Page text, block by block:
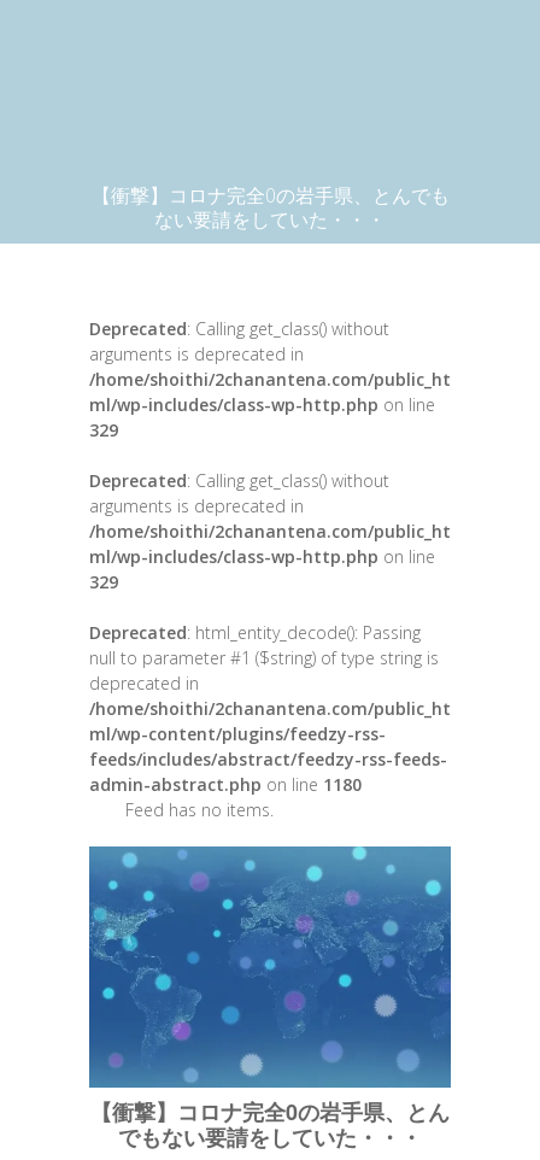
【衝撃】コロナ完全0の岩手県、とんでも
ない要請をしていた・・・
Deprecated: Calling get_class() without
arguments is deprecated in
/home/shoithi/2chanantena.com/public_ht
ml/wp-includes/class-wp-http.php on line
329
Deprecated: Calling get_class() without
arguments is deprecated in
/home/shoithi/2chanantena.com/public_ht
ml/wp-includes/class-wp-http.php on line
329
Deprecated: html_entity_decode(): Passing
null to parameter #1 ($string) of type string is
deprecated in
/home/shoithi/2chanantena.com/public_ht
ml/wp-content/plugins/feedzy-rss-
feeds/includes/abstract/feedzy-rss-feeds-
admin-abstract.php on line 1180
Feed has no items.
【衝撃】コロナ完全0の岩手県、とん
でもない要請をしていた・・・